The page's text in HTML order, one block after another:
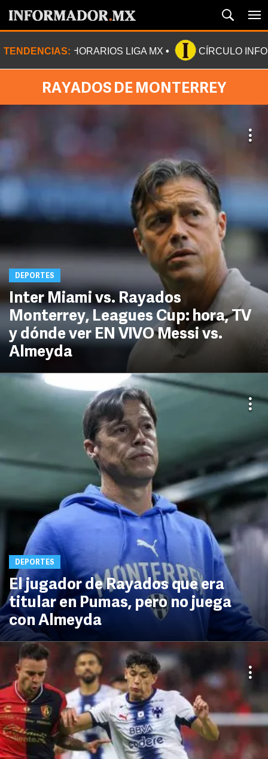
TENDENCIAS: HORARIOS LIGA MX CÍRCULO
RAYADOS DE MONTERREY
DEPORTES
Inter Miami vs. Rayados
Monterrey, Leagues Cup: hora, TV
y dónde ver EN VIVO Messi vs.
Almeyda
DEPORTES
El jugador de Rayados que era
titular en Pumas, pero no juega
con Almeyda